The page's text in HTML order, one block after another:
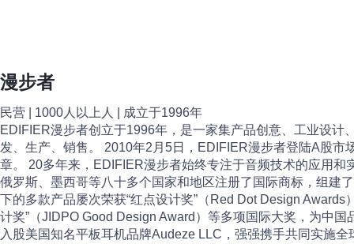
漫步者
民营 | 1000人以上人 | 成立于1996年
EDIFIER漫步者创立于1996年，是一家集产品创意、工业设
发、生产、销售。 2010年2月5日，EDIFIER漫步者登陆A股
章。 20多年来，EDIFIER漫步者始终专注于音频技术的应用
俄罗斯、墨西哥等八十多个国家和地区注册了国际商标，组建
下的多款产品屡次荣获“红点设计奖”（Red Dot Design
计奖”（JIDPO Good Design Award）等多项国际大奖，为中
入股美国知名平板耳机品牌Audeze LLC，强强携手共同实施